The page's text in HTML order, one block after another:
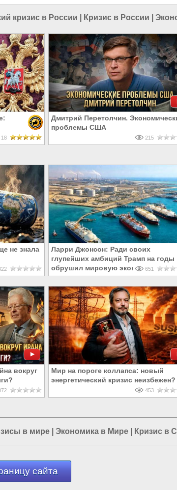
кризис в России Кризис в России
18
Дмитрий Перетолчин.
проблемы США
215
не знала
Ларри Джонсон: Ради своих
глупейших амбиций Трамп на годы
обрушил мировую экономику
651
вокруг
Мир на пороге коллапса: новый
энергетический кризис неизбежен?
453
в мире Экономика в Мире Кризис в
сайта